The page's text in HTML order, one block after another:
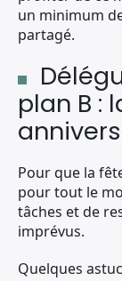
un minimum
partagé.
plan B :
Pour que la
pour tout le
tâches et de
imprévus.
Quelques